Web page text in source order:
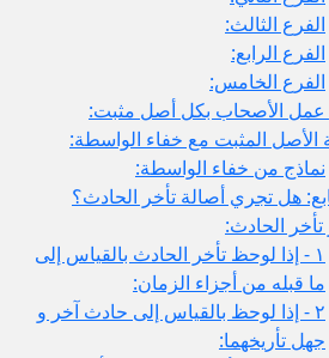
الفرع الثالث:
الفرع الرابع:
الفرع الخامس:
الأصحاب بكل أصل مثبت:
الأصل المثبت مع خفاء الواسطة:
نماذج من خفاء الواسطة:
هل تجري أصالة تأخر الحادث؟
الحادث:
١ - إذا لوحظ تأخر الحادث بالقياس إلى
ما قبله من أجزاء الزمان:
٢ - إذا لوحظ بالقياس إلى حادث آخر و
جهل تأريخهما: